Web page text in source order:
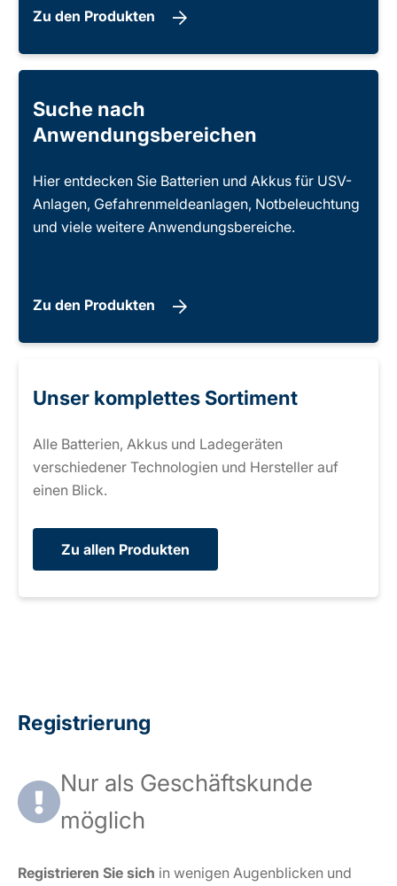
Zu den Produkten
Suche nach
Anwendungsbereichen
Hier entdecken Sie Batterien und Akkus für USV-
Anlagen, Gefahrenmeldeanlagen, Notbeleuchtung
und viele weitere Anwendungsbereiche.
Zu den Produkten
Unser komplettes Sortiment
Alle Batterien, Akkus und Ladegeräten
verschiedener Technologien und Hersteller auf
einen Blick.
Zu allen Produkten
Registrierung
Nur als Geschäftskunde
möglich
Registrieren Sie sich in wenigen Augenblicken und